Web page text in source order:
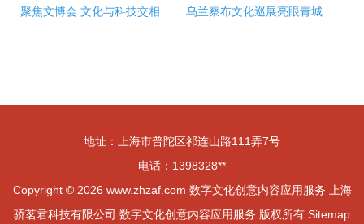
地址：上海市普陀区祁连山路111弄7号
电话：1398328**
Copyright © 2026 www.zhzaf.com 数字文化创意内容应用服务
上海
骄茗君科技有限公司 数字文化创意内容应用服务 版权所有 Sitemap